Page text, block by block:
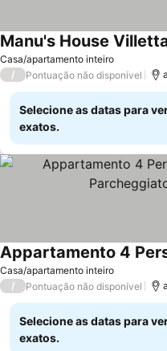
Casa/apartamento inteiro
Manu's House
/ Pontuação não disponível
Selecione as datas para
exatos.
Casa/apartamento inteiro
Ver preços
/ Pontuação não disponível
Selecione as datas para
exatos.